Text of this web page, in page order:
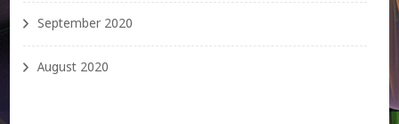
September 2020
August 2020